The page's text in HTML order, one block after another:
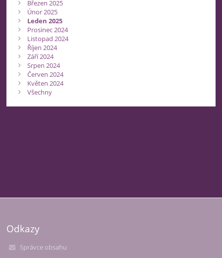
Březen 2025
Únor 2025
Leden 2025
Prosinec 2024
Listopad 2024
Říjen 2024
Září 2024
Srpen 2024
Červen 2024
Květen 2024
Všechny
Odkazy
Správce obsahu